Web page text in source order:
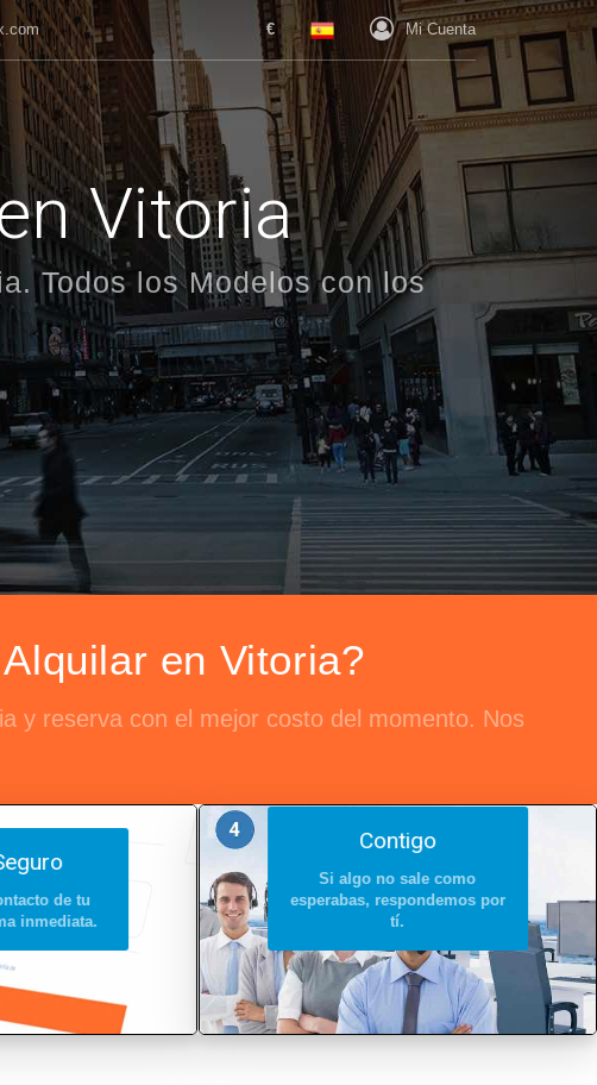
€ Mi Cuenta
Vitoria
Todos los Modelos con los
en Vitoria?
y reserva con el mejor costo del momento. Nos
de tu
inmediata.
Contigo
Si algo no sale como
esperabas, respondemos por
tí.